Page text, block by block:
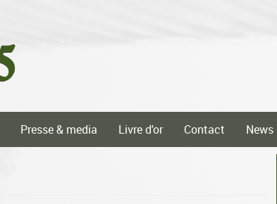
Presse & media Livre d'or Contact News